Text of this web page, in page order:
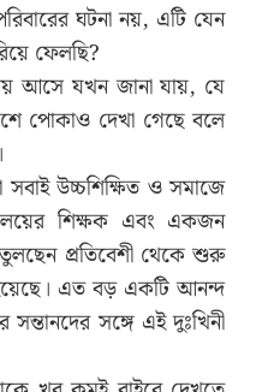
ঘটনা নয়, এটি যেন
ফেলছি?
আসে যখন জানা যায়, যে
পোকাও দেখা গেছে বলে
সবাই উচ্চশিক্ষিত ও সমাজে
শিক্ষক এবং একজন
প্রতিবেশী থেকে শুরু
এত বড় একটি আনন্দ
সঙ্গে এই দুঃখিনী